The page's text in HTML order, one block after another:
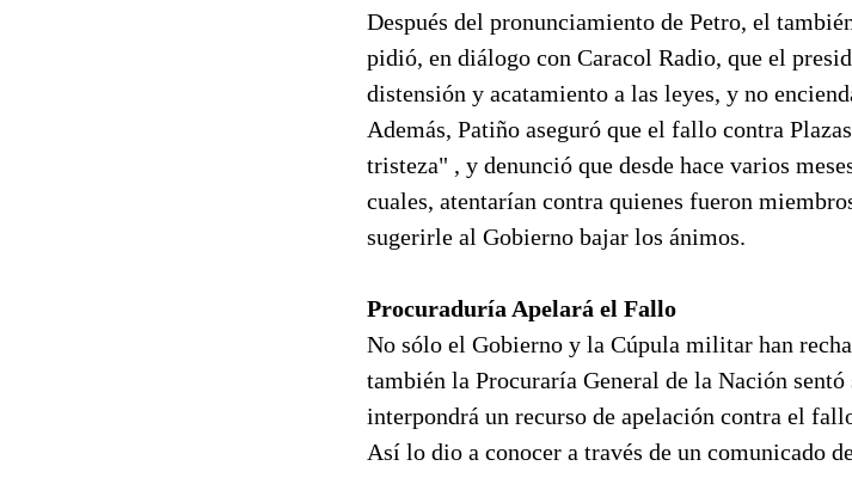
Después del pronunciamiento de Petro, el
pidió, en diálogo con Caracol Radio, que el
distensión y acatamiento a las leyes, y no
Además, Patiño aseguró que el fallo contra
tristeza" , y denunció que desde hace varios
cuales, atentarían contra quienes fueron
sugerirle al Gobierno bajar los ánimos.
Procuraduría Apelará el Fallo
No sólo el Gobierno y la Cúpula militar han
también la Procuraría General de la Nación sentó
interpondrá un recurso de apelación contra el
Así lo dio a conocer a través de un comunicado